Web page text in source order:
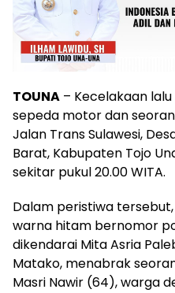
TOUNA – Kecelakaan
sepeda motor dan
Jalan Trans Sulawesi,
Barat, Kabupaten Tojo
sekitar pukul 20.00 WITA.
Dalam peristiwa
warna hitam bernomor
dikendarai Mita Asria
Matako, menabrak
Masri Nawir (64), warga